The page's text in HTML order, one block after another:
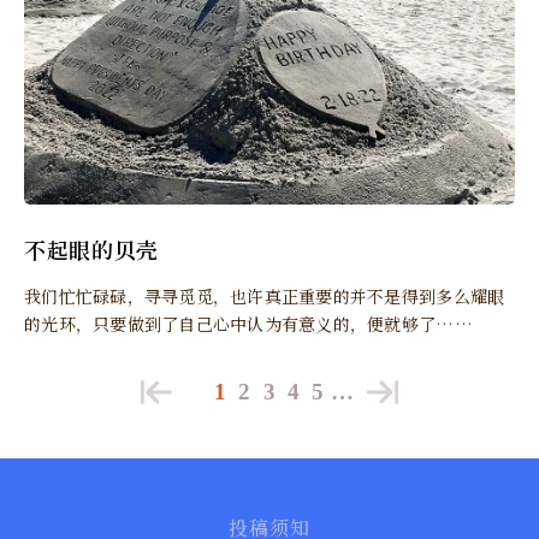
不起眼的贝壳
我们忙忙碌碌，寻寻觅觅，也许真正重要的并不是得到多么耀眼
的光环，只要做到了自己心中认为有意义的，便就够了……
1 2 3 4 5 …
投稿须知